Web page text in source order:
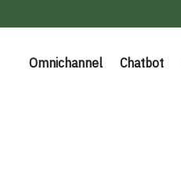
Omnichannel Chatbot